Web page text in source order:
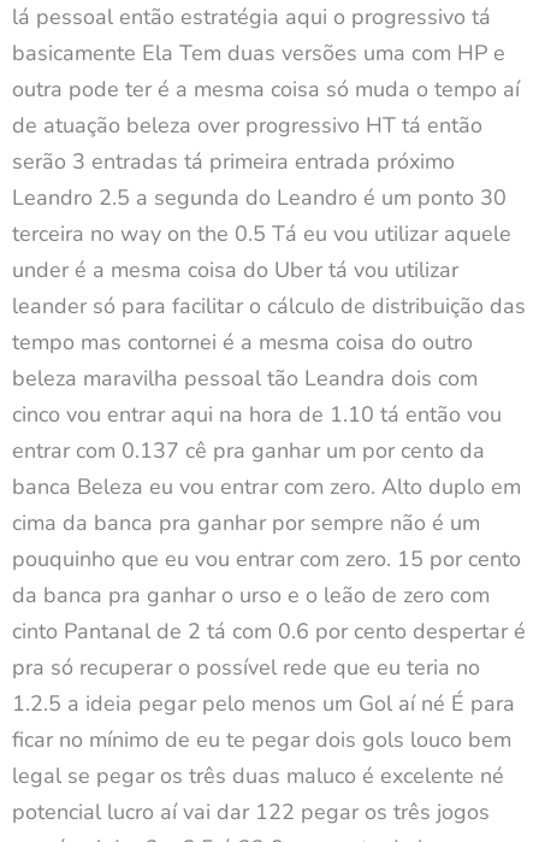
lá pessoal então estratégia aqui o progressivo tá
basicamente Ela Tem duas versões uma com HP e
outra pode ter é a mesma coisa só muda o tempo aí
de atuação beleza over progressivo HT tá então
serão 3 entradas tá primeira entrada próximo
Leandro 2.5 a segunda do Leandro é um ponto 30
terceira no way on the 0.5 Tá eu vou utilizar aquele
under é a mesma coisa do Uber tá vou utilizar
leander só para facilitar o cálculo de distribuição das
tempo mas contornei é a mesma coisa do outro
beleza maravilha pessoal tão Leandra dois com
cinco vou entrar aqui na hora de 1.10 tá então vou
entrar com 0.137 cê pra ganhar um por cento da
banca Beleza eu vou entrar com zero. Alto duplo em
cima da banca pra ganhar por sempre não é um
pouquinho que eu vou entrar com zero. 15 por cento
da banca pra ganhar o urso e o leão de zero com
cinto Pantanal de 2 tá com 0.6 por cento despertar é
pra só recuperar o possível rede que eu teria no
1.2.5 a ideia pegar pelo menos um Gol aí né É para
ficar no mínimo de eu te pegar dois gols louco bem
legal se pegar os três duas maluco é excelente né
potencial lucro aí vai dar 122 pegar os três jogos